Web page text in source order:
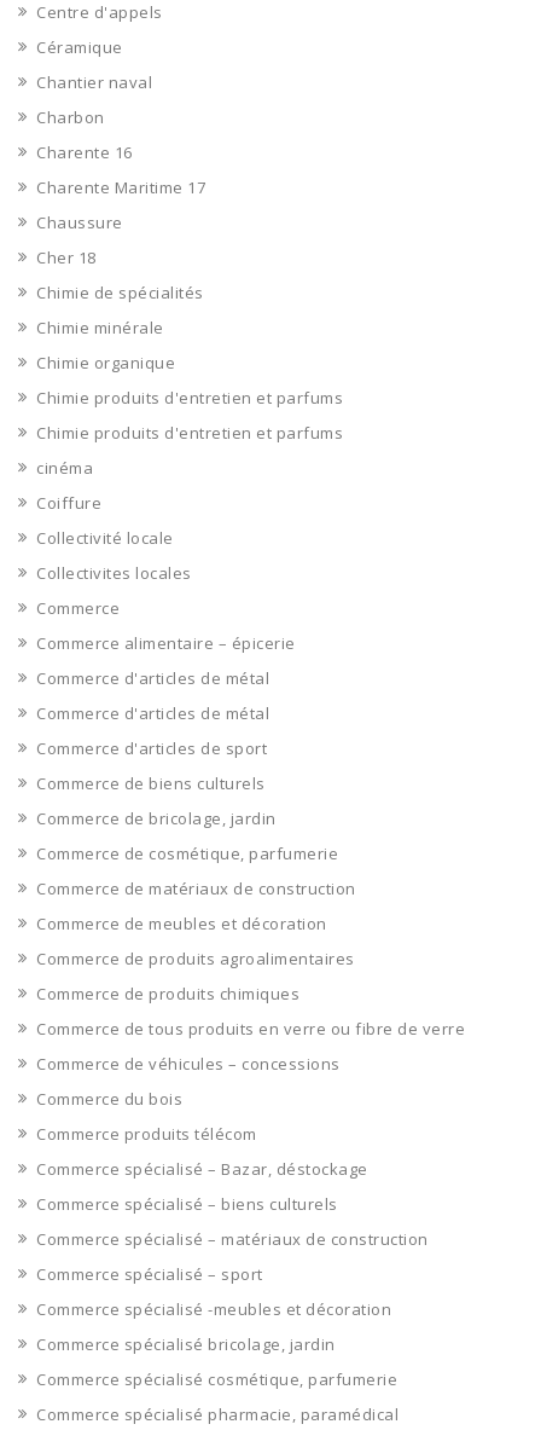
Centre d'appels
Céramique
Chantier naval
Charbon
Charente 16
Charente Maritime 17
Chaussure
Cher 18
Chimie de spécialités
Chimie minérale
Chimie organique
Chimie produits d'entretien et parfums
Chimie produits d'entretien et parfums
cinéma
Coiffure
Collectivité locale
Collectivites locales
Commerce
Commerce alimentaire – épicerie
Commerce d'articles de métal
Commerce d'articles de métal
Commerce d'articles de sport
Commerce de biens culturels
Commerce de bricolage, jardin
Commerce de cosmétique, parfumerie
Commerce de matériaux de construction
Commerce de meubles et décoration
Commerce de produits agroalimentaires
Commerce de produits chimiques
Commerce de tous produits en verre ou fibre de verre
Commerce de véhicules – concessions
Commerce du bois
Commerce produits télécom
Commerce spécialisé – Bazar, déstockage
Commerce spécialisé – biens culturels
Commerce spécialisé – matériaux de construction
Commerce spécialisé – sport
Commerce spécialisé -meubles et décoration
Commerce spécialisé bricolage, jardin
Commerce spécialisé cosmétique, parfumerie
Commerce spécialisé pharmacie, paramédical